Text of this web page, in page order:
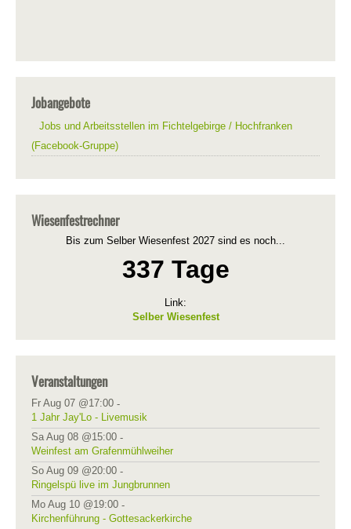
Jobangebote
Jobs und Arbeitsstellen im Fichtelgebirge / Hochfranken
(Facebook-Gruppe)
Wiesenfestrechner
Bis zum Selber Wiesenfest 2027 sind es noch...
337 Tage
Link:
Selber Wiesenfest
Veranstaltungen
Fr Aug 07 @17:00 -
1 Jahr Jay'Lo - Livemusik
Sa Aug 08 @15:00 -
Weinfest am Grafenmühlweiher
So Aug 09 @20:00 -
Ringelspü live im Jungbrunnen
Mo Aug 10 @19:00 -
Kirchenführung - Gottesackerkirche